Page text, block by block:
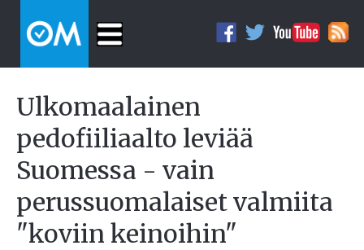
Ulkomaalainen
pedofiiliaalto leviää
Suomessa - vain
perussuomalaiset valmiita
"koviin keinoihin"